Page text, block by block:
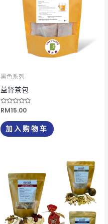
黑色系列
益肾茶包
评
分
&
s
o
RM15.00
加入购物车